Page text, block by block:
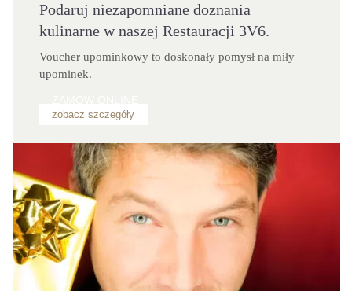
Podaruj niezapomniane doznania
kulinarne w naszej Restauracji 3V6.
Voucher upominkowy to doskonały pomysł na miły
upominek.
zobacz szczegóły